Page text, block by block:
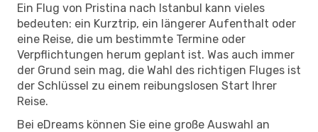
Ein Flug von Pristina nach Istanbul kann vieles
bedeuten: ein Kurztrip, ein längerer Aufenthalt oder
eine Reise, die um bestimmte Termine oder
Verpflichtungen herum geplant ist. Was auch immer
der Grund sein mag, die Wahl des richtigen Fluges ist
der Schlüssel zu einem reibungslosen Start Ihrer
Reise.
Bei eDreams können Sie eine große Auswahl an